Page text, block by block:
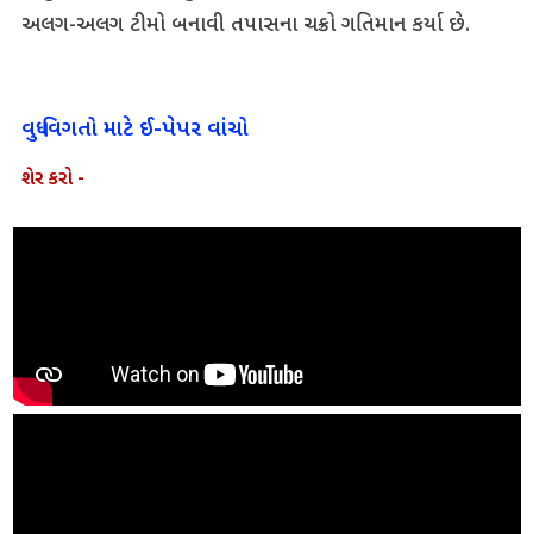
અલગ-અલગ ટીમો બનાવી તપાસના ચક્રો ગતિમાન કર્યા છે.
વધુ વિગતો માટે ઈ-પેપર વાંચો
શેર કરો -